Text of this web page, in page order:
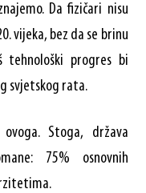
Da fizičari nisu
vijeka, bez da se brinu
progres bi
svjetskog rata.
Stoga, država
75% osnovnih